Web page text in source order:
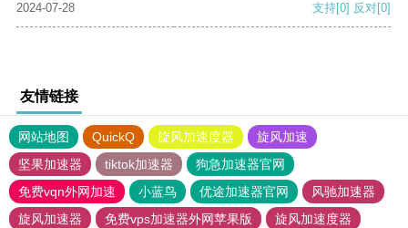
2024-07-28 支持[0] 反对[0]
友情链接
网站地图 QuickQ 旋风加速度器
旋风加速
坚果加速器
tiktok加速器
狗急加速器官网
免费vqn外网加速
小蓝鸟 优途加速器官网
风驰加速器
旋风加速器
免费vps加速器外网苹果版
旋风加速度器